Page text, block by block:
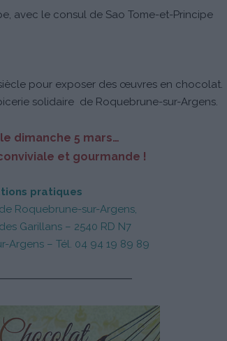
avec le consul de Sao Tome-et-Principe
pour exposer des œuvres en chocolat.
solidaire de Roquebrune-sur-Argens.
dimanche 5 mars…
et gourmande !
pratiques
Roquebrune-sur-Argens,
Garillans – 2540 RD N7
Argens – Tél. 04 94 19 89 89